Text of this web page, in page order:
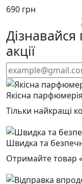
690 грн
акції
Якісна парфюмерія
Тільки найкращі
Швидка та
Отримайте